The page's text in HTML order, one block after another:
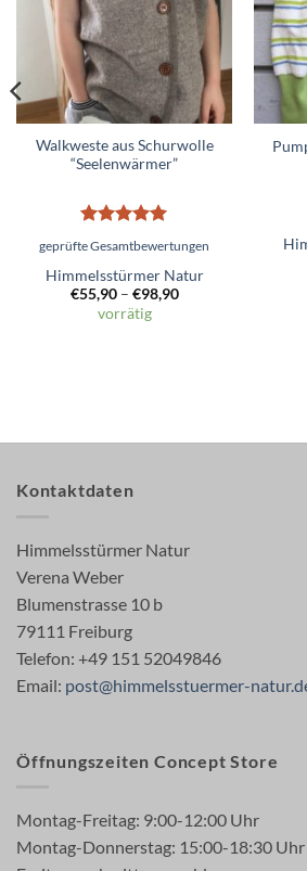
Walkweste aus Schurwolle
“Seelenwärmer”
Bewertet
mit5von
5
geprüfte Gesamtbewertungen
Himmelsstürmer Natur
€55,90– €98,90
vorrätig
Kontaktdaten
Himmelsstürmer Natur
Verena Weber
Blumenstrasse 10 b
79111 Freiburg
Telefon: +49 151 52049846
Email: post@himmelsstuermer-
Öffnungszeiten Concept Store
Montag-Freitag: 9:00-12:00 Uhr
Montag-Donnerstag: 15:00-18:30 Uhr